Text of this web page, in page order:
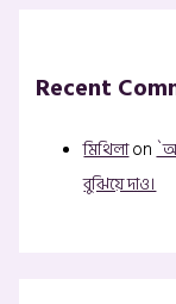
Recent
মিথিলাon
বুঝিয়ে দাও।